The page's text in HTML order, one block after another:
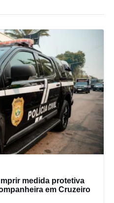
medida protetiva
em Cruzeiro